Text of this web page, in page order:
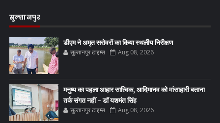
सुल्तानपुर
डीएम ने अमृत सरोवरों का किया स्थलीय निरीक्षण
सुल्तानपुर टाइम्स Aug 08, 2026
मनुष्य का पहला आहार सात्विक, आदिमानव को मांसाहारी बताना
तर्क संगत नहीं - डॉ यशमंत सिंह
सुल्तानपुर टाइम्स Aug 08, 2026